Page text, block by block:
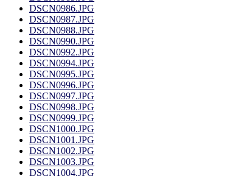
DSCN0986.JPG
DSCN0987.JPG
DSCN0988.JPG
DSCN0990.JPG
DSCN0992.JPG
DSCN0994.JPG
DSCN0995.JPG
DSCN0996.JPG
DSCN0997.JPG
DSCN0998.JPG
DSCN0999.JPG
DSCN1000.JPG
DSCN1001.JPG
DSCN1002.JPG
DSCN1003.JPG
DSCN1004.JPG